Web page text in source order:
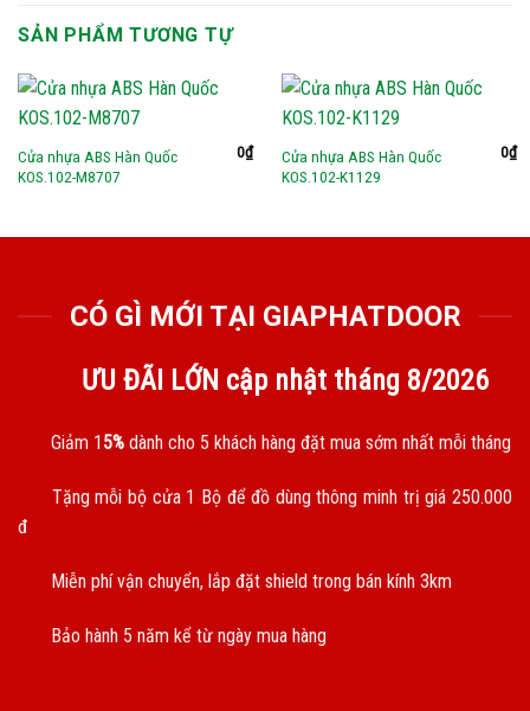
SẢN PHẨM TƯƠNG TỰ
Cửa nhựa ABS Hàn Quốc
KOS.102-M8707
0₫
Cửa nhựa ABS Hàn Quốc
KOS.102-K1129
0₫
CÓ GÌ MỚI TẠI GIAPHATDOOR
ƯU ĐÃI LỚN cập nhật tháng 8/2026
Giảm 1 5% dành cho 5 khách hàng đặt mua sớm nhất mỗi tháng
Tặng mỗi bộ cửa 1 Bộ để đồ dùng thông minh trị giá 250.000
đ
Miễn phí vận chuyển, lắp đặt shield trong bán kính 3km
Bảo hành 5 năm kể từ ngày mua hàng